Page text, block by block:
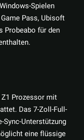
Spielen
Pass, Ubisoft
Probeabo für den
Prozessor mit
Das 7-Zoll-Full-
Sync-Unterstützung
eine flüssige